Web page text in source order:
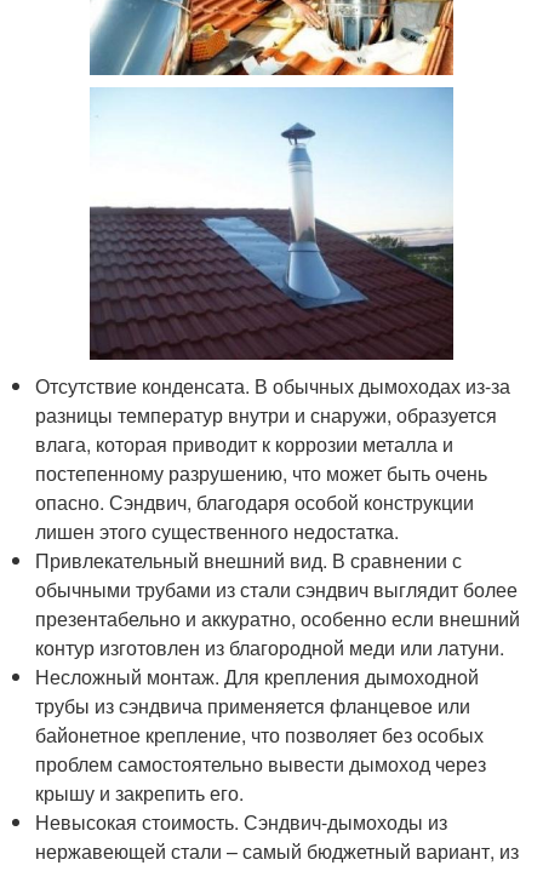
Отсутствие конденсата. В обычных дымоходах из-за
разницы температур внутри и снаружи, образуется
влага, которая приводит к коррозии металла и
постепенному разрушению, что может быть очень
опасно. Сэндвич, благодаря особой конструкции
лишен этого существенного недостатка.
Привлекательный внешний вид. В сравнении с
обычными трубами из стали сэндвич выглядит более
презентабельно и аккуратно, особенно если внешний
контур изготовлен из благородной меди или латуни.
Несложный монтаж. Для крепления дымоходной
трубы из сэндвича применяется фланцевое или
байонетное крепление, что позволяет без особых
проблем самостоятельно вывести дымоход через
крышу и закрепить его.
Невысокая стоимость. Сэндвич-дымоходы из
нержавеющей стали – самый бюджетный вариант, из